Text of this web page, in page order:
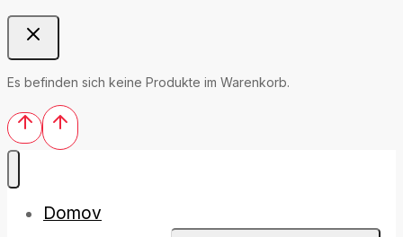
Es befinden sich keine Produkte im Warenkorb.
Domov